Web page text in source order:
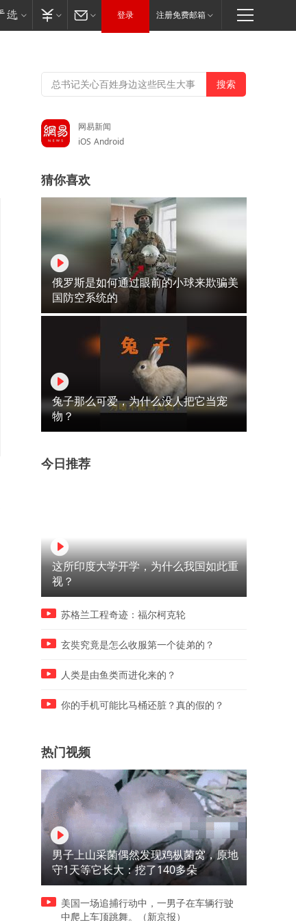
登录 注册免费邮箱
高科技，一桌一模一样的人难
精髓在手法上，没想到竟在
网易新闻
iOS Android
猜你喜欢
俄罗斯是如何通过眼前的小球来欺骗美
国防空系统的
兔子那么可爱，为什么没人把它当宠
物？
今日推荐
这所印度大学开学，为什么我国如此重
视？
苏格兰工程奇迹：福尔柯克轮
玄奘究竟是怎么收服第一个徒弟的？
人类是由鱼类而进化来的？
你的手机可能比马桶还脏？真的假的？
热门视频
男子上山采菌偶然发现鸡枞菌窝，原地
守1天等它长大：挖了140多朵
美国一场追捕行动中，一男子在车辆行驶
中爬上车顶跳舞。（新京报）